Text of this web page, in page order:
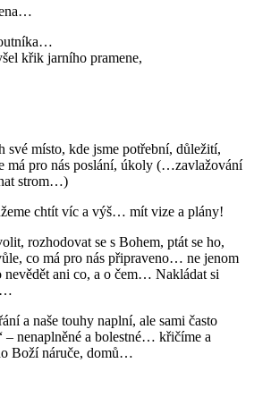
křik jarního pramene,
své místo, kde jsme potřební, důležití,
má pro nás poslání, úkoly (…zavlažování
strom…)
chtít víc a výš… mít vize a plány!
rozhodovat se s Bohem, ptát se ho,
co má pro nás připraveno… ne jenom
nevědět ani co, a o čem… Nakládat si
a naše touhy naplní, ale sami často
– nenaplněné a bolestné… křičíme a
Boží náruče, domů…